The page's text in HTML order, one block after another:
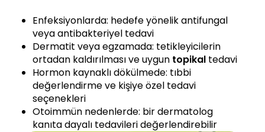
Enfeksiyonlarda: hedefe yönelik antifungal
veya antibakteriyel tedavi
Dermatit veya egzamada: tetikleyicilerin
ortadan kaldırılması ve uygun topikal tedavi
Hormon kaynaklı dökülmede: tıbbi
değerlendirme ve kişiye özel tedavi
seçenekleri
Otoimmün nedenlerde: bir dermatolog
kanıta dayalı tedavileri değerlendirebilir